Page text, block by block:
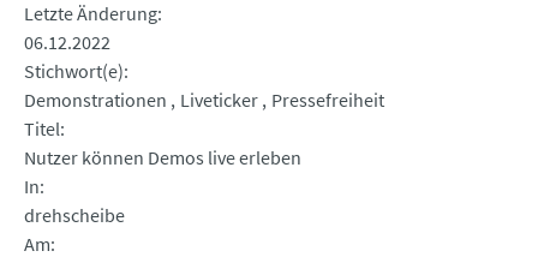
Letzte Änderung
06.12.2022
Stichwort(e)
Demonstrationen
Liveticker Pressefreiheit
Titel
Nutzer können Demos live erleben
In
drehscheibe
Am